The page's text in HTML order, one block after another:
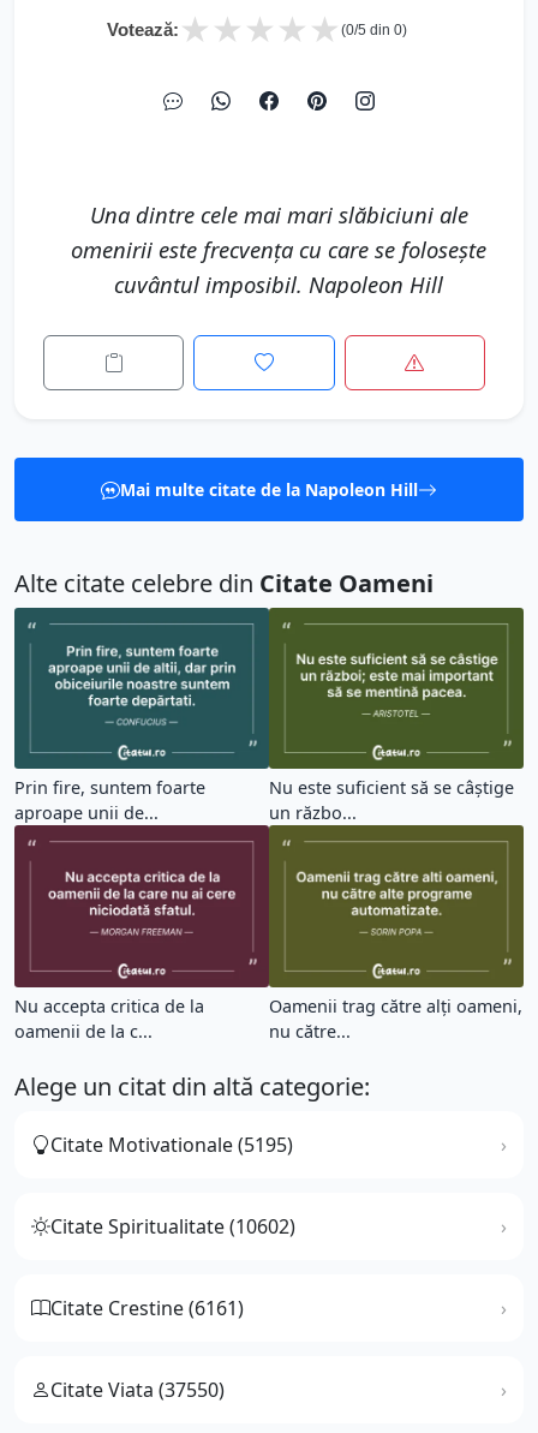
Votează: ★
★
★
★
★ (0/5 din 0)
Una dintre cele mai mari slăbiciuni ale
omenirii este frecvenţa cu care se foloseşte
cuvântul imposibil. Napoleon Hill
Mai multe citate de la Napoleon Hill
Alte citate celebre din Citate Oameni
Prin fire, suntem foarte
aproape unii de...
Nu este suficient să se câștige
un războ...
Nu accepta critica de la
oamenii de la c...
Oamenii trag către alți oameni,
nu către...
Alege un citat din altă categorie:
Citate Motivationale (5195)
Citate Spiritualitate (10602)
Citate Crestine (6161)
Citate Viata (37550)